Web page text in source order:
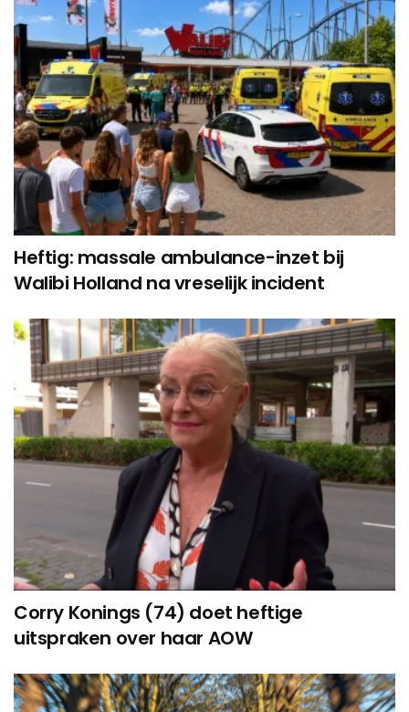
Heftig: massale ambulance-inzet bij
Walibi Holland na vreselijk incident
Corry Konings (74) doet heftige
uitspraken over haar AOW